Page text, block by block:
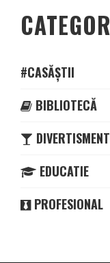
#CASĂȘTII
BIBLIOTECĂ
DIVERTISMENT
EDUCATIE
PROFESIONAL